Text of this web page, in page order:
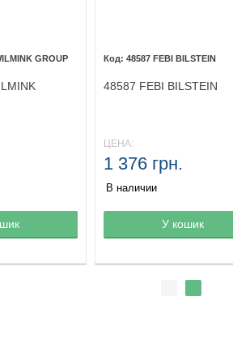
GROUP
Товар в корзине
48587 FEBI BILSTEIN
48587 FEBI BILSTEIN
ЦЕНА:
1 376 грн.
В наличии
У кошик